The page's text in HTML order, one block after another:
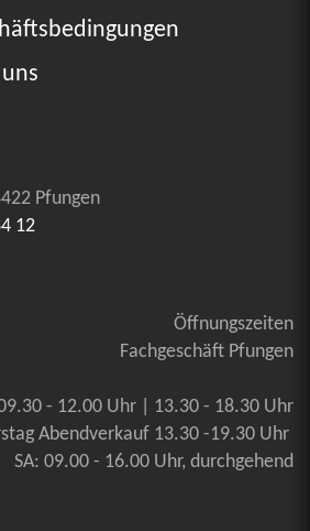
Pfungen
12
Öffnungszeiten
Fachgeschäft Pfungen
- 12.00 Uhr | 13.30 - 18.30 Uhr
Abendverkauf 13.30 -19.30 Uhr
SA: 09.00 - 16.00 Uhr, durchgehend